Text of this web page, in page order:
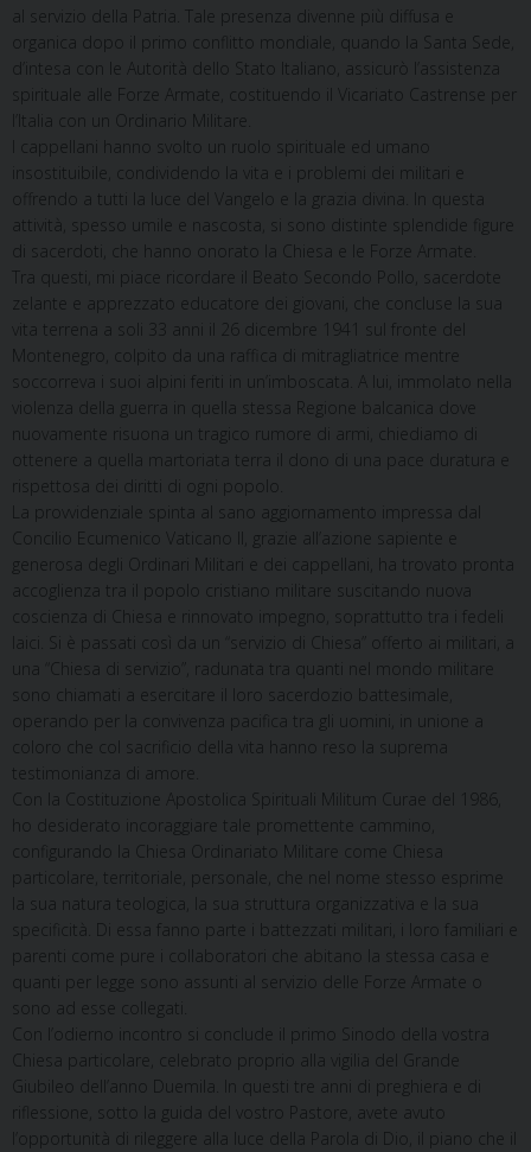
al servizio della Patria. Tale presenza divenne più diffusa e
organica dopo il primo conflitto mondiale, quando la Santa Sede,
d’intesa con le Autorità dello Stato Italiano, assicurò l’assistenza
spirituale alle Forze Armate, costituendo il Vicariato Castrense per
l’Italia con un Ordinario Militare.
I cappellani hanno svolto un ruolo spirituale ed umano
insostituibile, condividendo la vita e i problemi dei militari e
offrendo a tutti la luce del Vangelo e la grazia divina. In questa
attività, spesso umile e nascosta, si sono distinte splendide figure
di sacerdoti, che hanno onorato la Chiesa e le Forze Armate.
Tra questi, mi piace ricordare il Beato Secondo Pollo, sacerdote
zelante e apprezzato educatore dei giovani, che concluse la sua
vita terrena a soli 33 anni il 26 dicembre 1941 sul fronte del
Montenegro, colpito da una raffica di mitragliatrice mentre
soccorreva i suoi alpini feriti in un’imboscata. A lui, immolato nella
violenza della guerra in quella stessa Regione balcanica dove
nuovamente risuona un tragico rumore di armi, chiediamo di
ottenere a quella martoriata terra il dono di una pace duratura e
rispettosa dei diritti di ogni popolo.
La provvidenziale spinta al sano aggiornamento impressa dal
Concilio Ecumenico Vaticano II, grazie all’azione sapiente e
generosa degli Ordinari Militari e dei cappellani, ha trovato pronta
accoglienza tra il popolo cristiano militare suscitando nuova
coscienza di Chiesa e rinnovato impegno, soprattutto tra i fedeli
laici. Si è passati così da un “servizio di Chiesa” offerto ai militari, a
una “Chiesa di servizio”, radunata tra quanti nel mondo militare
sono chiamati a esercitare il loro sacerdozio battesimale,
operando per la convivenza pacifica tra gli uomini, in unione a
coloro che col sacrificio della vita hanno reso la suprema
testimonianza di amore.
Con la Costituzione Apostolica Spirituali Militum Curae del 1986,
ho desiderato incoraggiare tale promettente cammino,
configurando la Chiesa Ordinariato Militare come Chiesa
particolare, territoriale, personale, che nel nome stesso esprime
la sua natura teologica, la sua struttura organizzativa e la sua
specificità. Di essa fanno parte i battezzati militari, i loro familiari e
parenti come pure i collaboratori che abitano la stessa casa e
quanti per legge sono assunti al servizio delle Forze Armate o
sono ad esse collegati.
Con l’odierno incontro si conclude il primo Sinodo della vostra
Chiesa particolare, celebrato proprio alla vigilia del Grande
Giubileo dell’anno Duemila. In questi tre anni di preghiera e di
riflessione, sotto la guida del vostro Pastore, avete avuto
l’opportunità di rileggere alla luce della Parola di Dio, il piano che il